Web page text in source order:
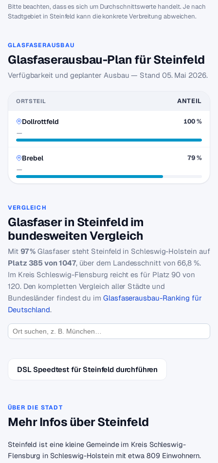
Bitte beachten, dass es sich um Durchschnittswerte handelt. Je nach
Stadtgebiet in Steinfeld kann die konkrete Verbreitung abweichen.
GLASFASERAUSBAU
Glasfaserausbau-Plan für Steinfeld
Verfügbarkeit und geplanter Ausbau — Stand 05. Mai 2026.
ORTSTEIL ANTEIL
Dollrottfeld
—
100 %
Brebel
—
79 %
VERGLEICH
Glasfaser in Steinfeld im
bundesweiten Vergleich
Mit 97 % Glasfaser steht Steinfeld in Schleswig-Holstein auf
Platz 385 von 1047, über dem Landesschnitt von 66,8 %.
Im Kreis Schleswig-Flensburg reicht es für Platz 90 von
120. Den kompletten Vergleich aller Städte und
Bundesländer findest du im Glasfaserausbau-Ranking für
Deutschland.
DSL Speedtest für Steinfeld durchführen
ÜBER DIE STADT
Mehr Infos über Steinfeld
Steinfeld ist eine kleine Gemeinde im Kreis Schleswig-
Flensburg in Schleswig-Holstein mit etwa 809 Einwohnern.